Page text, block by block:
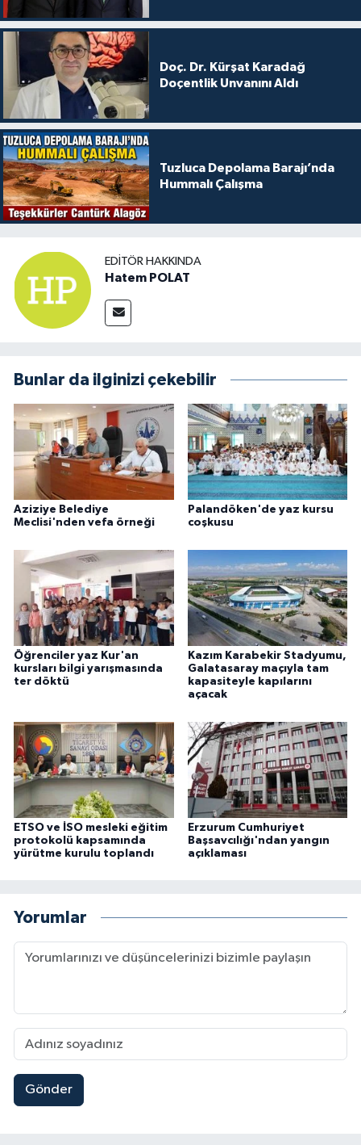
Doç. Dr. Kürşat Karadağ
Doçentlik Unvanını Aldı
Tuzluca Depolama Barajı’nda
Hummalı Çalışma
EDITÖR HAKKINDA
Hatem POLAT
Bunlar da ilginizi çekebilir
Aziziye Belediye
Meclisi'nden vefa örneği
Palandöken'de yaz kursu
coşkusu
Öğrenciler yaz Kur'an
kursları bilgi yarışmasında
ter döktü
Kazım Karabekir Stadyumu,
Galatasaray maçıyla tam
kapasiteyle kapılarını
açacak
ETSO ve İSO mesleki eğitim
protokolü kapsamında
yürütme kurulu toplandı
Erzurum Cumhuriyet
Başsavcılığı'ndan yangın
açıklaması
Yorumlar
Gönder